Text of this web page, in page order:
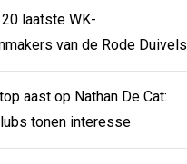
laatste WK-
van de Rode Duivels
aast op Nathan De Cat:
10 clubs tonen interesse